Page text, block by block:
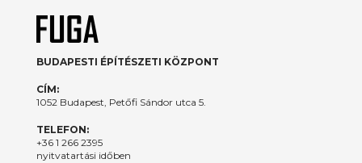
BUDAPESTI ÉPÍTÉSZETI KÖZPONT
CÍM:
1052 Budapest, Petőfi Sándor utca 5.
TELEFON:
+36 1 266 2395
nyitvatartási időben